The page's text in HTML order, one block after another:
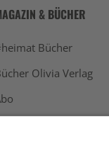
& BÜCHER
Bücher
Olivia Verlag